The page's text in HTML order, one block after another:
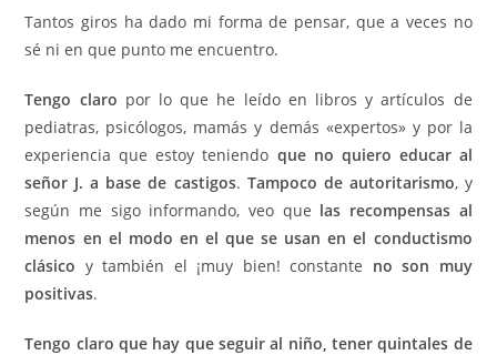
entrada:
Tantos giros ha dado mi forma de pensar, que a veces no
sé ni en que punto me encuentro.
Tengo claro por lo que he leído en libros y artículos de
pediatras, psicólogos, mamás y demás «expertos» y por la
experiencia que estoy teniendo que no quiero educar al
señor J. a base de castigos. Tampoco de autoritarismo, y
según me sigo informando, veo que las recompensas al
menos en el modo en el que se usan en el conductismo
clásico y también el ¡muy bien! constante no son muy
positivas.
Tengo claro que hay que seguir al niño, tener quintales de